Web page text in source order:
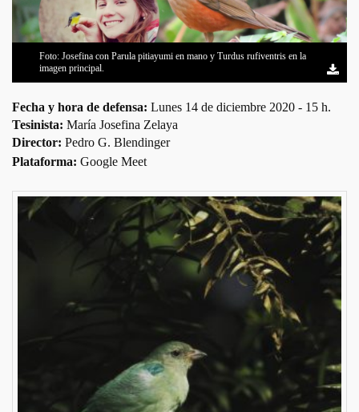
Foto: Josefina con Parula pitiayumi en mano y Turdus rufiventris en la
imagen principal.
Fecha y hora de defensa: Lunes 14 de diciembre 2020 - 15 h.
Tesinista: María Josefina Zelaya
Director: Pedro G. Blendinger
Plataforma: Google Meet